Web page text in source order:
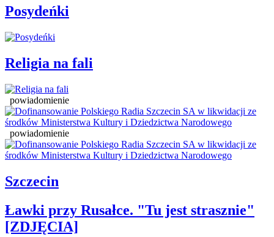
Posydeńki
Religia na fali
powiadomienie
powiadomienie
Szczecin
Ławki przy Rusałce. "Tu jest strasznie"
[ZDJĘCIA]